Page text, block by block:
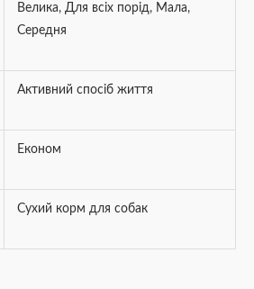
Велика, Для всіх порід, Мала,
Середня
Активний спосіб життя
Економ
Сухий корм для собак